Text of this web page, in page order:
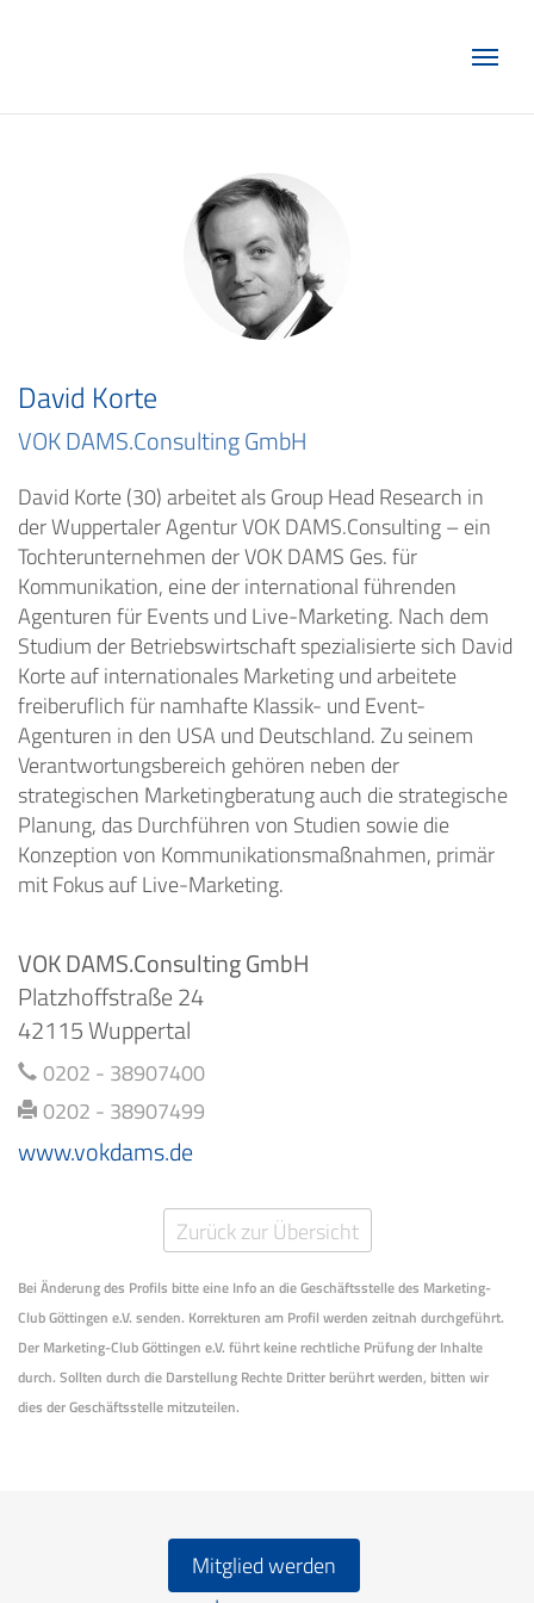
David Korte
VOK DAMS.Consulting GmbH
David Korte (30) arbeitet als Group Head Research in
der Wuppertaler Agentur VOK DAMS.Consulting – ein
Tochterunternehmen der VOK DAMS Ges. für
Kommunikation, eine der international führenden
Agenturen für Events und Live-Marketing. Nach dem
Studium der Betriebswirtschaft spezialisierte sich David
Korte auf internationales Marketing und arbeitete
freiberuflich für namhafte Klassik- und Event-
Agenturen in den USA und Deutschland. Zu seinem
Verantwortungsbereich gehören neben der
strategischen Marketingberatung auch die strategische
Planung, das Durchführen von Studien sowie die
Konzeption von Kommunikationsmaßnahmen, primär
mit Fokus auf Live-Marketing.
VOK DAMS.Consulting GmbH
Platzhoffstraße 24
42115 Wuppertal
0202 - 38907400
0202 - 38907499
www.vokdams.de
Zurück zur Übersicht
Bei Änderung des Profils bitte eine Info an die Geschäftsstelle des Marketing-
Club Göttingen e.V. senden. Korrekturen am Profil werden zeitnah durchgeführt.
Der Marketing-Club Göttingen e.V. führt keine rechtliche Prüfung der Inhalte
durch. Sollten durch die Darstellung Rechte Dritter berührt werden, bitten wir
dies der Geschäftsstelle mitzuteilen.
Mitglied werden